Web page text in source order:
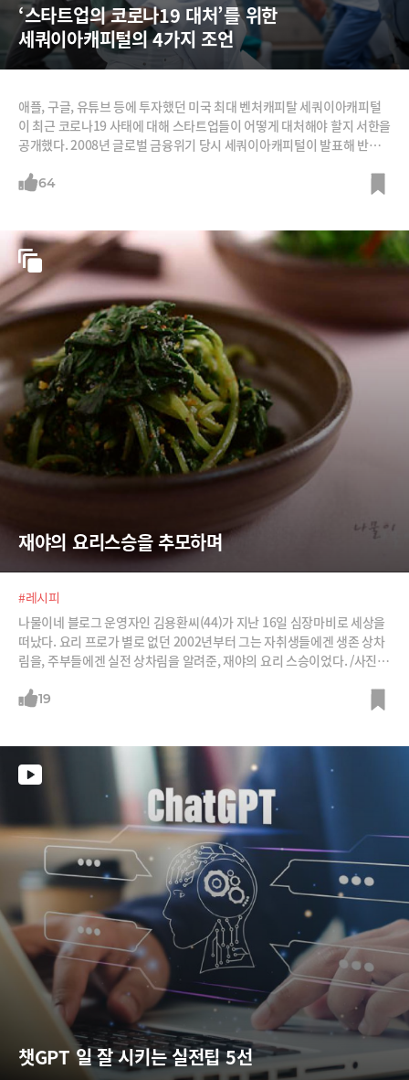
‘스타트업의 코로나19 대처’를 위한
세쿼이아캐피털의 4가지 조언
애플, 구글, 유튜브 등에 투자했던 미국 최대 벤처캐피탈 세쿼이아캐피털
이 최근 코로나19 사태에 대해 스타트업들이 어떻게 대처해야 할지 서한을
공개했다. 2008년 글로벌 금융위기 당시 세쿼이아캐피털이 발표해 반향
과 비슷하다. 당시에도 세쿼이아는 위기의 본격화를 경고하며 스타트업이
64
재야의 요리스승을 추모하며
#레시피
나물이네 블로그 운영자인 김용환씨(44)가 지난 16일 심장마비로 세상을
떠났다. 요리 프로가 별로 없던 2002년부터 그는 자취생들에겐 생존 상차
림을, 주부들에겐 실전 상차림을 알려준, 재야의 요리 스승이었다. /사진=
19
챗GPT 일 잘 시키는 실전팁 5선